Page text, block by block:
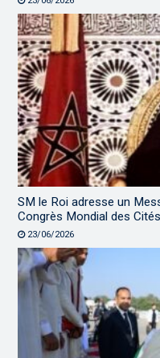
SM le Roi adresse un
Congrès Mondial des
23/06/2026